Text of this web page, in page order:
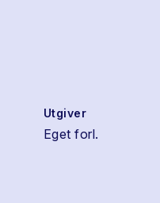
Utgiver
Eget forl.